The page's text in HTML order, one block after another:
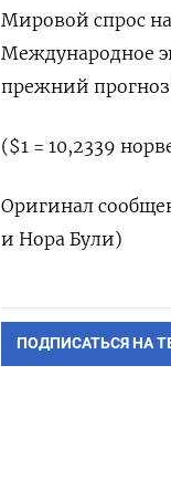
Мировой спрос
Международное
прежний прогноз
($1 = 10,2339
Оригинал
и Нора Були)
ПОДПИСАТЬСЯ НА